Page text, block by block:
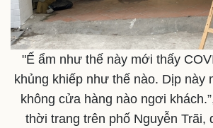
"Ế ẩm như thế này mới thấy
khủng khiếp như thế nào. Dịp này
không cửa hàng nào ngơi
thời trang trên phố Nguyễn Trãi,